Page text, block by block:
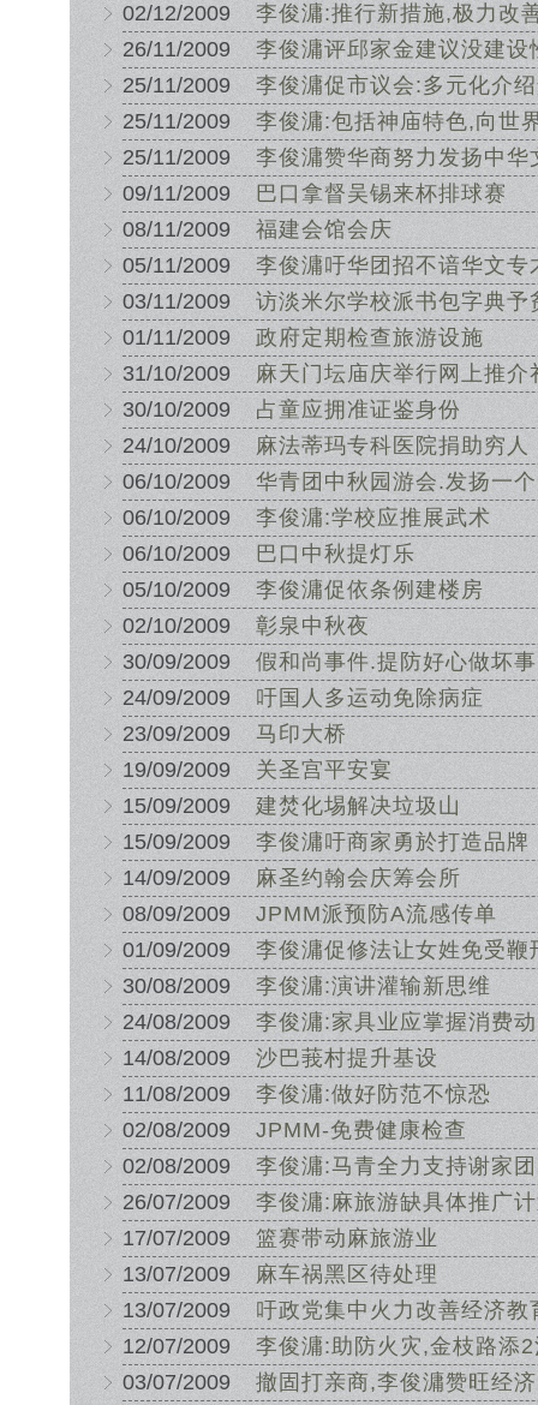
02/12/2009
李俊滽:推行新措施,极力改
26/11/2009
李俊滽评邱家金建议没建设
25/11/2009
李俊滽促市议会:多元化介
25/11/2009
李俊滽:包括神庙特色,向世
25/11/2009
李俊滽赞华商努力发扬中华
09/11/2009
巴口拿督吴锡来杯排球赛
08/11/2009
福建会馆会庆
05/11/2009
李俊滽吁华团招不谙华文专
03/11/2009
访淡米尔学校派书包字典予
01/11/2009
政府定期检查旅游设施
31/10/2009
麻天门坛庙庆举行网上推介
30/10/2009
占童应拥准证鉴身份
24/10/2009
麻法蒂玛专科医院捐助穷人
06/10/2009
华青团中秋园游会.发扬一
06/10/2009
李俊滽:学校应推展武术
06/10/2009
巴口中秋提灯乐
05/10/2009
李俊滽促依条例建楼房
02/10/2009
彰泉中秋夜
30/09/2009
假和尚事件.提防好心做坏事
24/09/2009
吁国人多运动免除病症
23/09/2009
马印大桥
19/09/2009
关圣宫平安宴
15/09/2009
建焚化埸解决垃圾山
15/09/2009
李俊滽吁商家勇於打造品牌
14/09/2009
麻圣约翰会庆筹会所
08/09/2009
JPMM派预防A流感传单
01/09/2009
李俊滽促修法让女姓免受鞭
30/08/2009
李俊滽:演讲灌输新思维
24/08/2009
李俊滽:家具业应掌握消费
14/08/2009
沙巴莪村提升基设
11/08/2009
李俊滽:做好防范不惊恐
02/08/2009
JPMM-免费健康检查
02/08/2009
李俊滽:马青全力支持谢家团
26/07/2009
李俊滽:麻旅游缺具体推广
17/07/2009
篮赛带动麻旅游业
13/07/2009
麻车祸黑区待处理
13/07/2009
吁政党集中火力改善经济教
12/07/2009
李俊滽:助防火灾,金枝路添
03/07/2009
撤固打亲商,李俊滽赞旺经济